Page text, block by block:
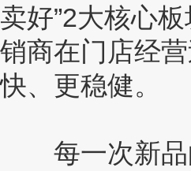
卖好”2大核心
销商在门店经
快、更稳健。
每一次新品